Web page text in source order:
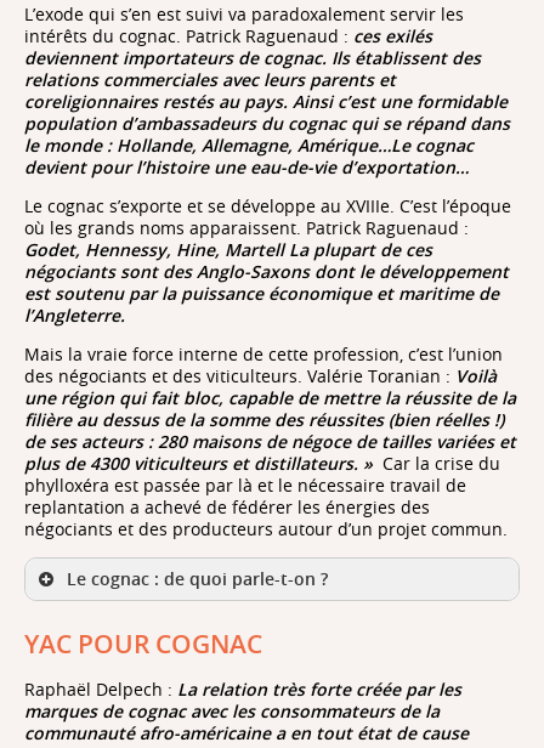
La Revue des Deux Mondes a été, au XIXe siècle, un
rendez-vous littéraire majeur. Tous les grands
écrivains y ont apporté leur collaboration, de George
Sand à Chateaubriand, de Sainte-Beuve à Dumas,
Musset, Renan, Gautier et tant d’autres. Au XXe siècle,
le paysage littéraire change, la NRF apparaît : si la
Revue garde une position privilégiée, son centre de
gravité se déplace plus vers la politique et l’histoire,
portée par la gravité des moments de crise que
traverse la société française : Commune, séparation de
l’Eglise et de l’Etat, Affaire Dreyfus, Grande guerre de
14-18, montée des totalitarismes...
Vouloir identifier une ligne idéologique cohérente
depuis le début serait fallacieux. Toutefois, on peut
distinguer facilement certains traits de caractère qui
expliquent l’extraordinaire pérennité de la Revue :
souci de modération, de prudence, rejet des postures
extrêmes, esprit de pragmatisme. Née en même temps
que la monarchie de Juillet, la Revue des Deux Mondes
a hérité de ce même souci de conjuguer un lien fort à
la tradition et un lien fort à ce qu’on pourrait appeler
la modernité...
L’exode qui s’en est suivi va paradoxalement servir les
intérêts du cognac. Patrick Raguenaud : ces exilés
deviennent importateurs de cognac. Ils établissent des
relations commerciales avec leurs parents et
coreligionnaires restés au pays. Ainsi c’est une formidable
population d’ambassadeurs du cognac qui se répand dans
le monde : Hollande, Allemagne, Amérique…Le cognac
devient pour l’histoire une eau-de-vie d’exportation…
Le cognac s’exporte et se développe au XVIIIe. C’est l’époque
où les grands noms apparaissent. Patrick Raguenaud :
Godet, Hennessy, Hine, Martell La plupart de ces
négociants sont des Anglo-Saxons dont le développement
est soutenu par la puissance économique et maritime de
l’Angleterre.
Mais la vraie force interne de cette profession, c’est l’union
des négociants et des viticulteurs. Valérie Toranian : Voilà
une région qui fait bloc, capable de mettre la réussite de la
filière au dessus de la somme des réussites (bien réelles !)
de ses acteurs : 280 maisons de négoce de tailles variées et
plus de 4300 viticulteurs et distillateurs. » Car la crise du
phylloxéra est passée par là et le nécessaire travail de
replantation a achevé de fédérer les énergies des
négociants et des producteurs autour d’un projet commun.
Le cognac : de quoi parle-t-on ?
se trouve du raisin et uniquement du raisin
YAC POUR COGNAC
Raphaël Delpech : La relation très forte créée par les
marques de cognac avec les consommateurs de la
communauté afro-américaine a en tout état de cause